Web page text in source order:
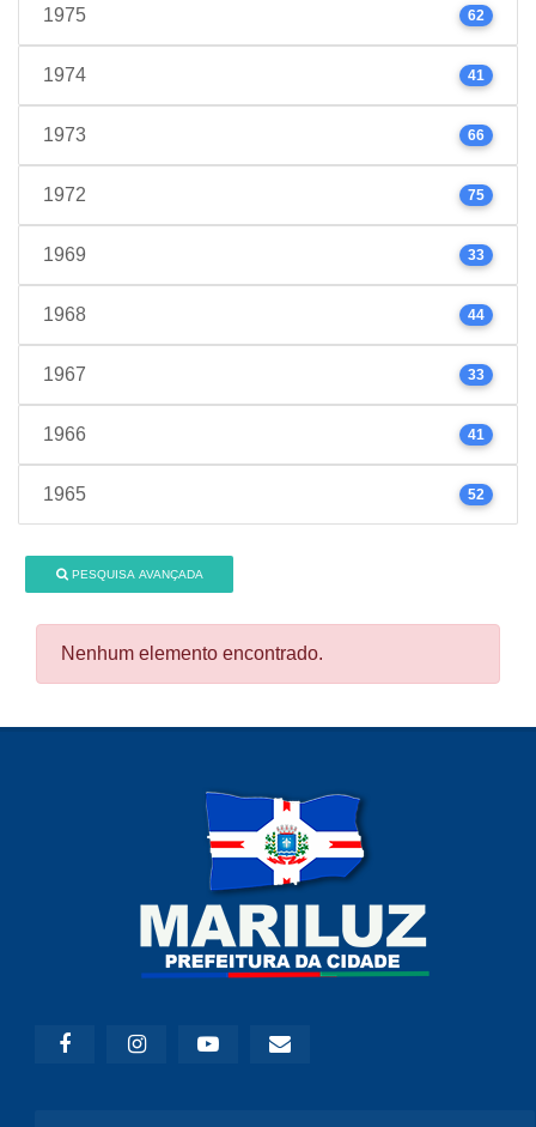
1975 62
1974 41
1973 66
1972 75
1969 33
1968 44
1967 33
1966 41
1965 52
PESQUISA AVANÇADA
Nenhum elemento encontrado.